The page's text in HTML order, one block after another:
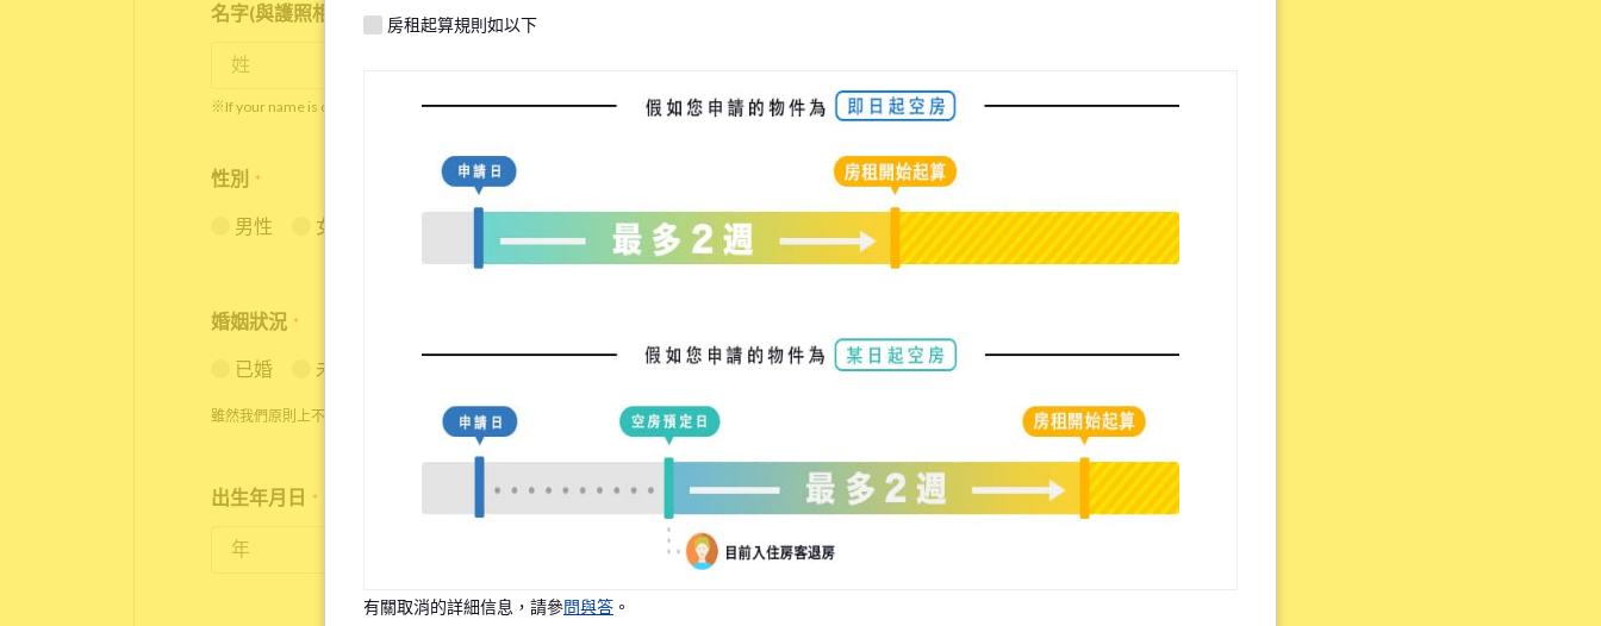
名字(與護照相同) *
※If your name is originally spelled in roman letters, please write your name again.
性別 *
男性 女性
婚姻狀況 *
已婚 未婚
雖然我們原則上不接受已婚者的申請，但在特殊情況下，我們可能能夠安排您入住。
出生年月日 *
房租起算規則如以下
有關取消的詳細信息，請參問與答 。